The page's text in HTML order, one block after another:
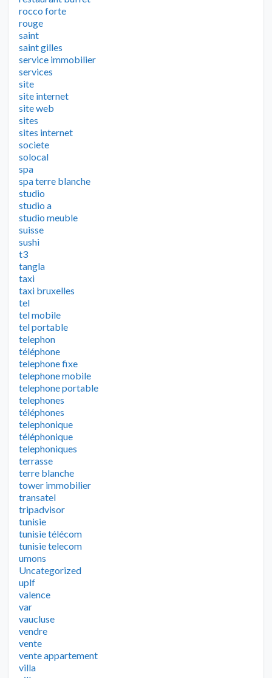
rocco forte
rouge
saint
saint gilles
service immobilier
services
site
site internet
site web
sites
sites internet
societe
solocal
spa
spa terre blanche
studio
studio a
studio meuble
suisse
sushi
t3
tangla
taxi
taxi bruxelles
tel
tel mobile
tel portable
telephon
téléphone
telephone fixe
telephone mobile
telephone portable
telephones
téléphones
telephonique
téléphonique
telephoniques
terrasse
terre blanche
tower immobilier
transatel
tripadvisor
tunisie
tunisie télécom
tunisie telecom
umons
Uncategorized
uplf
valence
var
vaucluse
vendre
vente
vente appartement
villa